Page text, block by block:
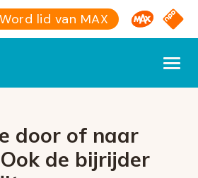
Word lid van MAX Omroep
NPO
door of naar
de bijrijder